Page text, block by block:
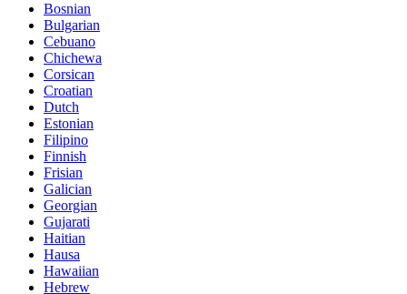
Bosnian
Bulgarian
Cebuano
Chichewa
Corsican
Croatian
Dutch
Estonian
Filipino
Finnish
Frisian
Galician
Georgian
Gujarati
Haitian
Hausa
Hawaiian
Hebrew